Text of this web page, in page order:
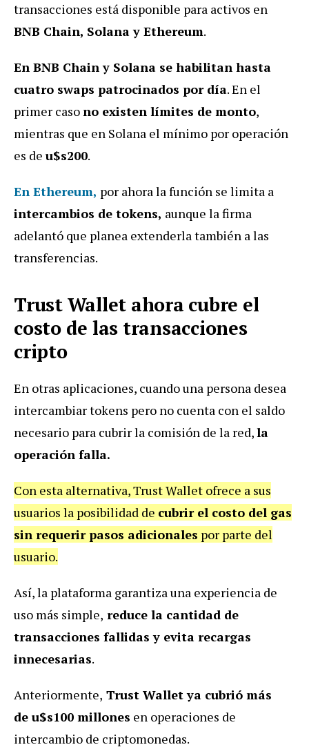
transacciones está disponible para activos en
BNB Chain, Solana y Ethereum.
En BNB Chain y Solana se habilitan hasta
cuatro swaps patrocinados por día. En el
primer casono existen límites de monto,
mientras que en Solana el mínimo por operación
es de u$s200.
En Ethereum, por ahora la función se limita a
intercambios de tokens, aunque la firma
adelantó que planea extenderla también a las
transferencias.
Trust Wallet ahora cubre el
costo de las transacciones
cripto
En otras aplicaciones, cuando una persona desea
intercambiar tokens pero no cuenta con el saldo
necesario para cubrir la comisión de la red,la
operación falla.
Con esta alternativa, Trust Wallet ofrece a sus
usuarios la posibilidad de cubrir el costo del gas
sin requerir pasos adicionales por parte del
usuario.
Así, la plataforma garantiza una experiencia de
uso más simple, reduce la cantidad de
transacciones fallidas y evita recargas
innecesarias.
Anteriormente, Trust Wallet ya cubrió más
de u$s100 millones en operaciones de
intercambio de criptomonedas.